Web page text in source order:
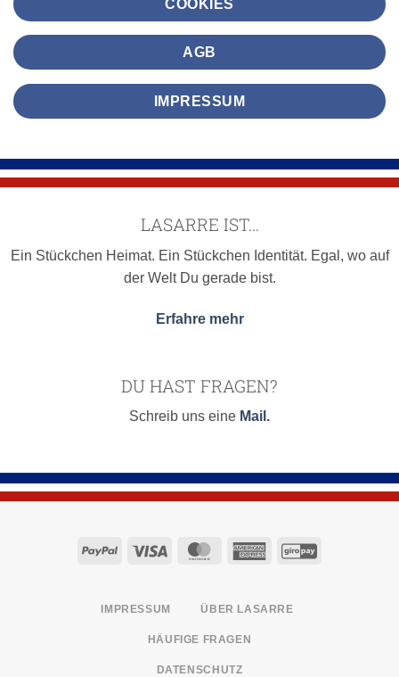
COOKIES
AGB
IMPRESSUM
LASARRE IST…
Ein Stückchen Heimat. Ein Stückchen Identität. Egal, wo auf
der Welt Du gerade bist.
Erfahre mehr
DU HAST FRAGEN?
Schreib uns eine Mail.
PayPal Visa MasterCardAmericanGiroPay
IMPRESSUM ÜBER LASARRE
HÄUFIGE FRAGEN
DATENSCHUTZ